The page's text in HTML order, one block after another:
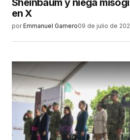
Sheinbaum y niega
en X
por Emmanuel Gamero09 de julio de